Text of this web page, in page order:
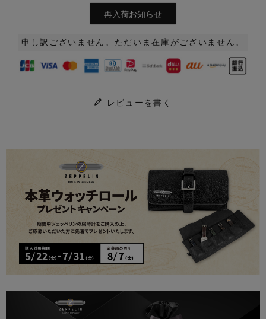
再入荷お知らせ
申し訳ございません。ただいま在庫がございません。
レビューを書く